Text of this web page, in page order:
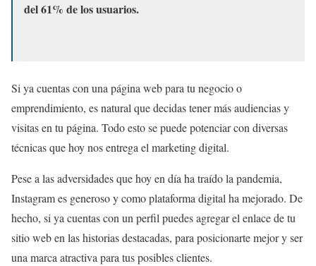
del 61% de los usuarios.
Si ya cuentas con una página web para tu negocio o
emprendimiento, es natural que decidas tener más audiencias y
visitas en tu página. Todo esto se puede potenciar con diversas
técnicas que hoy nos entrega el marketing digital.
Pese a las adversidades que hoy en día ha traído la pandemia,
Instagram es generoso y como plataforma digital ha mejorado. De
hecho, si ya cuentas con un perfil puedes agregar el enlace de tu
sitio web en las historias destacadas, para posicionarte mejor y ser
una marca atractiva para tus posibles clientes.